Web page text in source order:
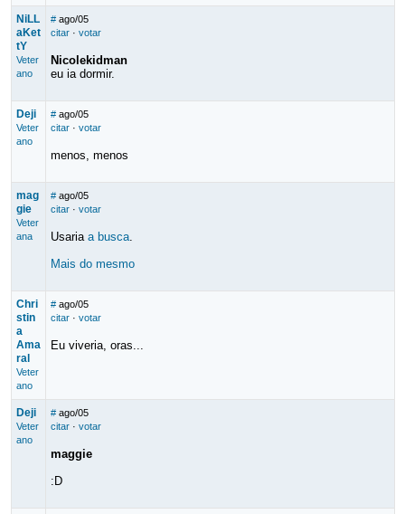
NiLL
aKet
tY
Veter
ano
# ago/05
citar· votar
Nicolekidman
eu ia dormir.
Deji
Veter
ano
# ago/05
citar· votar
menos, menos
mag
gie
Veter
ana
# ago/05
citar· votar
Usaria a busca.
Mais do mesmo
Chri
stin
a
Ama
ral
Veter
ano
# ago/05
citar· votar
Eu viveria, oras...
Deji
Veter
ano
# ago/05
citar· votar
maggie
:D